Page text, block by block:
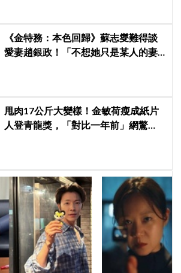
《金特務：本色回歸》蘇志燮難得談
愛妻趙銀政！「不想她只是某人的妻
甩肉17公斤大變樣！金敏荷瘦成紙片
人登青龍獎，「對比一年前」網驚